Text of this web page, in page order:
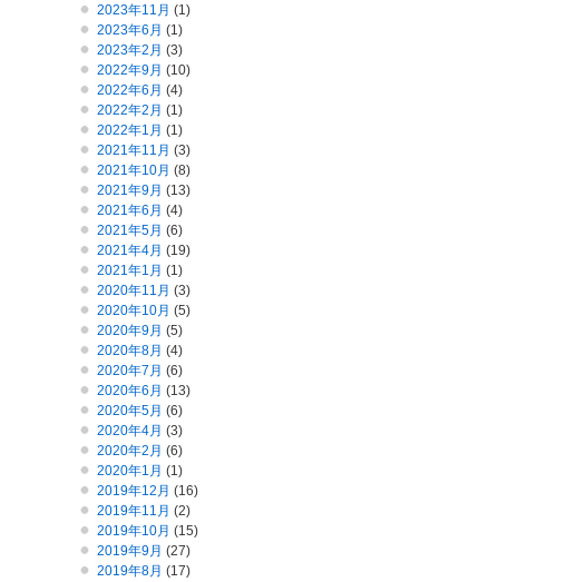
2023年11月 (1)
2023年6月 (1)
2023年2月 (3)
2022年9月 (10)
2022年6月 (4)
2022年2月 (1)
2022年1月 (1)
2021年11月 (3)
2021年10月 (8)
2021年9月 (13)
2021年6月 (4)
2021年5月 (6)
2021年4月 (19)
2021年1月 (1)
2020年11月 (3)
2020年10月 (5)
2020年9月 (5)
2020年8月 (4)
2020年7月 (6)
2020年6月 (13)
2020年5月 (6)
2020年4月 (3)
2020年2月 (6)
2020年1月 (1)
2019年12月 (16)
2019年11月 (2)
2019年10月 (15)
2019年9月 (27)
2019年8月 (17)